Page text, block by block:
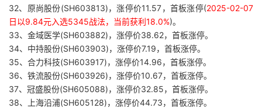
32、原尚股份(SH603813)，涨停价11.57，首板涨停(2025-02-07
日以9.84元入选5345战法，当前获利18.0%)。
33、金域医学(SH603882)，涨停价38.62，首板涨停。
34、中持股份(SH603903)，涨停价7.19，首板涨停。
35、合力科技(SH603917)，涨停价14.96，首板涨停。
36、铁流股份(SH603926)，涨停价10.67，首板涨停。
37、冠盛股份(SH605088)，涨停价32.85，首板涨停。
38、上海沿浦(SH605128)，涨停价44.73，首板涨停。